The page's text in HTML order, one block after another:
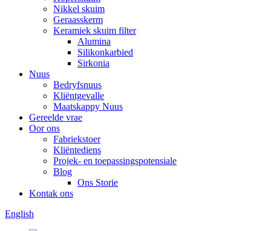
Nikkel skuim
Geraasskerm
Keramiek skuim filter
Alumina
Silikonkarbied
Sirkonia
Nuus
Bedryfsnuus
Kliëntgevalle
Maatskappy Nuus
Gereelde vrae
Oor ons
Fabriekstoer
Kliëntediens
Projek- en toepassingspotensiale
Blog
Ons Storie
Kontak ons
English